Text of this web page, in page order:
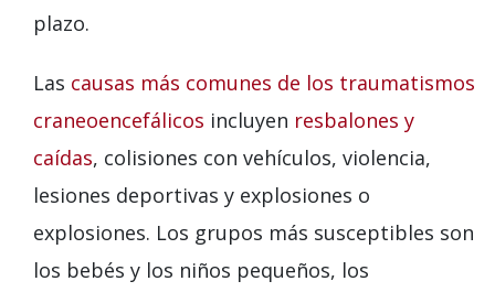
plazo.
Las causas más comunes de los traumatismos
craneoencefálicos incluyen resbalones y
caídas, colisiones con vehículos, violencia,
lesiones deportivas y explosiones o
explosiones. Los grupos más susceptibles son
los bebés y los niños pequeños, los